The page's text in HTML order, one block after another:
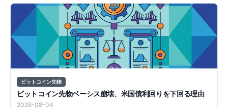
ビットコイン先物
ビットコイン先物ベーシス崩壊、米国債利回りを下回る理由
2026-08-04